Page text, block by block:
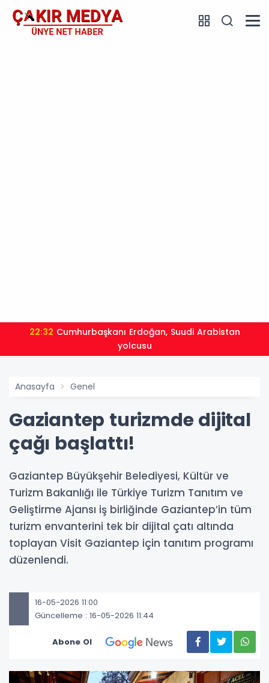
22:32
yolcusu
Anasayfa Genel
Gaziantep turizmde dijital
çağı başlattı!
Gaziantep Büyükşehir Belediyesi, Kültür ve
Turizm Bakanlığı ile Türkiye Turizm Tanıtım ve
Geliştirme Ajansı iş birliğinde Gaziantep’in tüm
turizm envanterini tek bir dijital çatı altında
toplayan Visit Gaziantep için tanıtım programı
düzenlendi.
16-05-2026 11:00
Güncelleme : 16-05-2026 11:44
Abone Ol